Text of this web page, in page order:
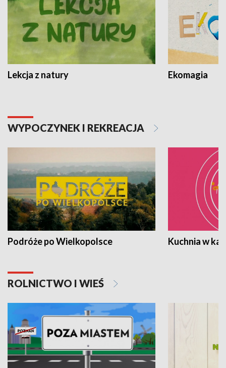
Lekcja z natury Ekomagia
WYPOCZYNEK I REKREACJA
Podróże po Wielkopolsce Kuchnia w
ROLNICTWO I WIEŚ